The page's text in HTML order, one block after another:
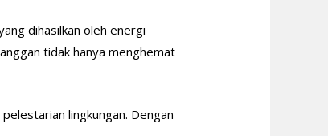
dihasilkan oleh energi
tidak hanya menghemat
lingkungan. Dengan